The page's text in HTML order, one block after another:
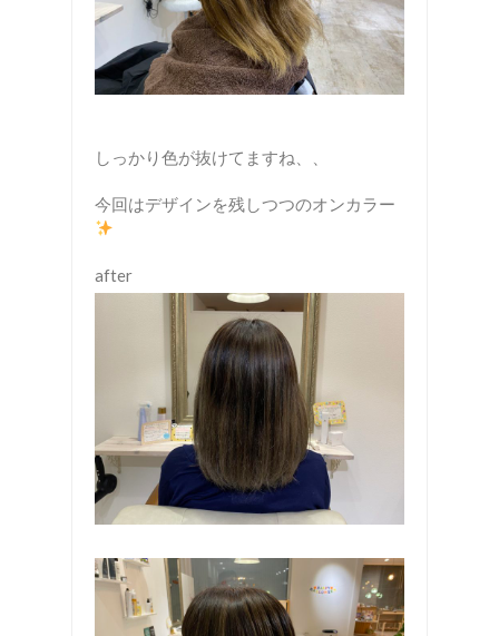
しっかり色が抜けてますね、、
今回はデザインを残しつつのオンカラー
after